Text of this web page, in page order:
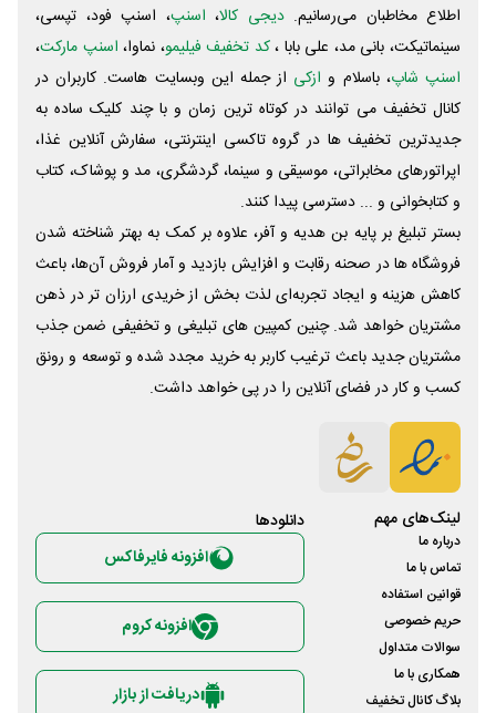
اطلاع مخاطبان می‌رسانیم. دیجی کالا، اسنپ، اسنپ فود، تپسی،
سینماتیکت، بانی مد، علی‌ بابا ،کد تخفیف فیلیمو، نماوا، اسنپ مارکت،
اسنپ شاپ، باسلام و ازکی از جمله این وبسایت ‌هاست. کاربران در
کانال تخفیف می توانند در کوتاه ترین زمان و با چند کلیک ساده به
جدیدترین تخفیف ها در گروه تاکسی اینترنتی، سفارش آنلاین غذا،
اپراتورهای مخابراتی، موسیقی و سینما، گردشگری، مد و پوشاک، کتاب
و کتابخوانی و ... دسترسی پیدا کنند.
بستر تبلیغ بر پایه بن هدیه و آفر، علاوه بر کمک به بهتر شناخته شدن
فروشگاه ها در صحنه رقابت و افزایش بازدید و آمار فروش آن‌ها، باعث
کاهش هزینه و ایجاد تجربه‌ای لذت بخش از خریدی ارزان تر در ذهن
مشتریان خواهد شد. چنین کمپین های تبلیغی و تخفیفی ضمن جذب
مشتریان جدید باعث ترغیب کاربر به خرید مجدد شده و توسعه و رونق
کسب و کار در فضای آنلاین را در پی خواهد داشت.
لینک‌های مهم
درباره ما
تماس با ما
قوانین استفاده
حریم خصوصی
سوالات متداول
همکاری با ما
بلاگ کانال تخفیف
دانلود‌ها
افزونه فایرفاکس
افزونه کروم
دریافت از بازار